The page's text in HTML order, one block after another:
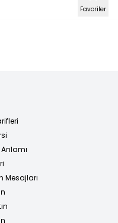
Favoriler
Mesajları